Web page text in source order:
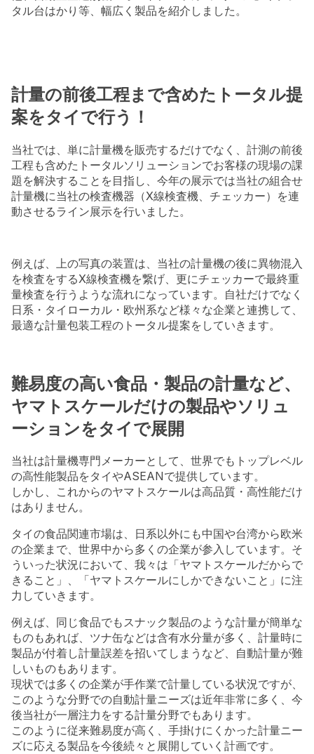
タル台はかり等、幅広く製品を紹介しました。
計量の前後工程まで含めたトータル提
案をタイで行う！
当社では、単に計量機を販売するだけでなく、計測の前後
工程も含めたトータルソリューションでお客様の現場の課
題を解決することを目指し、今年の展示では当社の組合せ
計量機に当社の検査機器（X線検査機、チェッカー）を連
動させるライン展示を行いました。
例えば、上の写真の装置は、当社の計量機の後に異物混入
を検査をするX線検査機を繋げ、更にチェッカーで最終重
量検査を行うような流れになっています。自社だけでなく
日系・タイローカル・欧州系など様々な企業と連携して、
最適な計量包装工程のトータル提案をしていきます。
難易度の高い食品・製品の計量など、
ヤマトスケールだけの製品やソリュ
ーションをタイで展開
当社は計量機専門メーカーとして、世界でもトップレベル
の高性能製品をタイやASEANで提供しています。
しかし、これからのヤマトスケールは高品質・高性能だけ
はありません。
タイの食品関連市場は、日系以外にも中国や台湾から欧米
の企業まで、世界中から多くの企業が参入しています。そ
ういった状況において、我々は「ヤマトスケールだからで
きること」、「ヤマトスケールにしかできないこと」に注
力していきます。
例えば、同じ食品でもスナック製品のような計量が簡単な
ものもあれば、ツナ缶などは含有水分量が多く、計量時に
製品が付着し計量誤差を招いてしまうなど、自動計量が難
しいものもあります。
現状では多くの企業が手作業で計量している状況ですが、
このような分野での自動計量ニーズは近年非常に多く、今
後当社が一層注力をする計量分野でもあります。
このように従来難易度が高く、手掛けにくかった計量ニー
ズに応える製品を今後続々と展開していく計画です。